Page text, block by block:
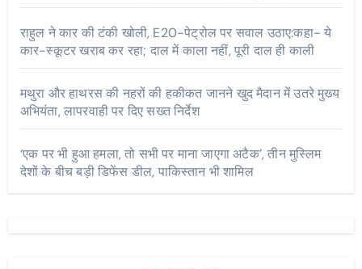
राहुल ने कार की टंकी खोली, E20-पेट्रोल पर सवाल उठाए:कहा- ये
कार-स्कूटर खराब कर रहा; दाल में काला नहीं, पूरी दाल ही काली
मथुरा और हाथरस की नहरों की हकीकत जानने खुद मैदान में उतरे मुख्य
अभियंता, लापरवाही पर दिए सख्त निर्देश
‘एक पर भी हुआ हमला, तो सभी पर माना जाएगा अटैक’, तीन मुस्लिम
देशों के बीच बड़ी डिफेंस डील, पाकिस्तान भी शामिल